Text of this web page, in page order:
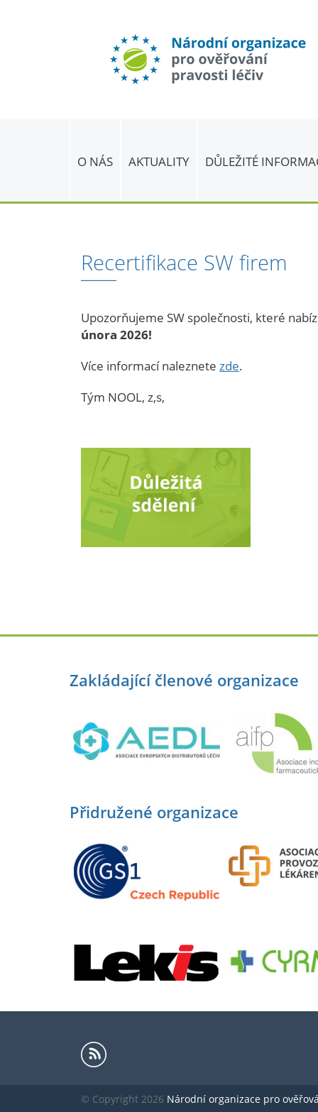
O NÁS AKTUALITY DŮLEŽITÉ
Recertifikace SW firem
Upozorňujeme SW společnosti, které
února 2026!
Více informací naleznete zde.
Tým NOOL, z,s,
Zakládající členové organizace
Přidružené organizace
© Copyright 2026 Národní organizace pro